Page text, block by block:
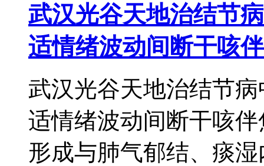
武汉光谷天地治结节
适情绪波动间断干咳伴
武汉光谷天地治结节
适情绪波动间断干咳
形成与肺气郁结、痰